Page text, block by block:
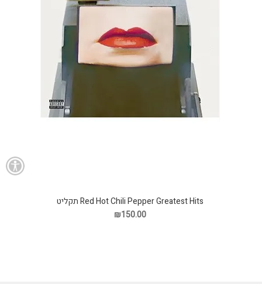
Red Hot Chili Pepper Greatest Hits תקליט
₪150.00